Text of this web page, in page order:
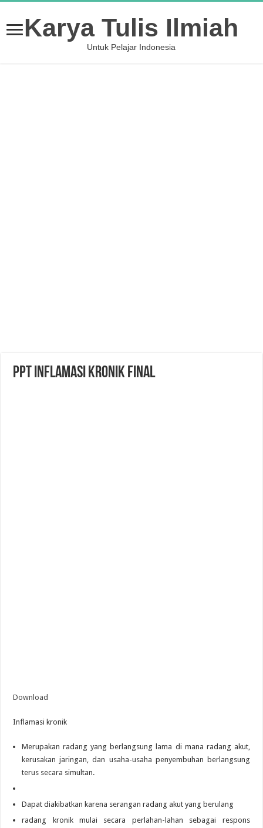
Karya Tulis Ilmiah
Untuk Pelajar Indonesia
ppt inflamasi kronik final
Download
Inflamasi kronik
Merupakan radang yang berlangsung lama di mana radang akut,
kerusakan jaringan, dan usaha-usaha penyembuhan berlangsung
terus secara simultan.
Dapat diakibatkan karena serangan radang akut yang berulang
radang kronik mulai secara perlahan-­lahan sebagai respons